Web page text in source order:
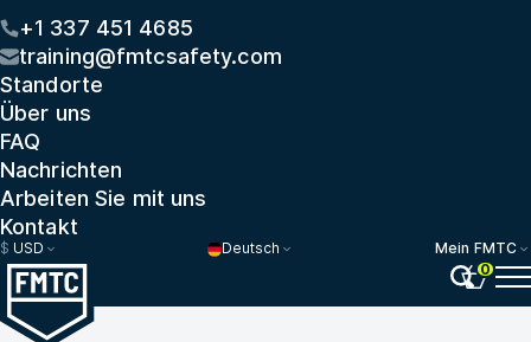
+1 337 451 4685
training@fmtcsafety.com
Standorte
Über uns
FAQ
Nachrichten
Arbeiten Sie mit uns
Kontakt
$ USD Deutsch
Mein FMTC
0